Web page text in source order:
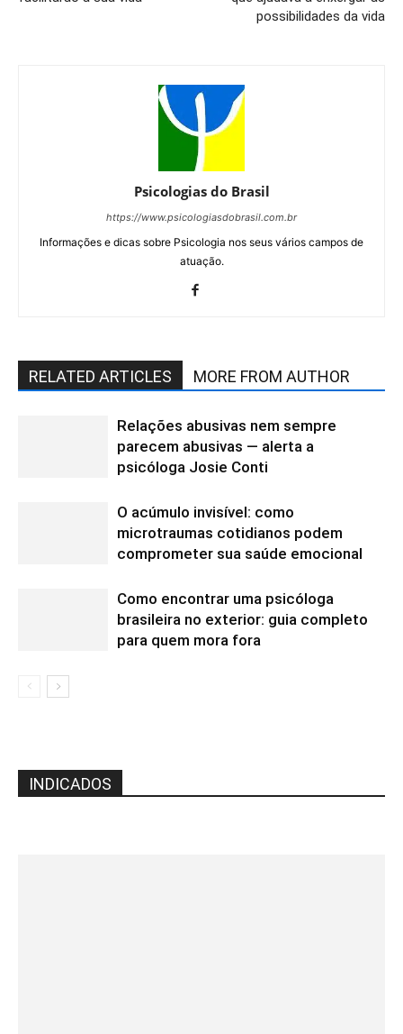
possibilidades da vida
Psicologias do Brasil
https://www.psicologiasdobrasil.com.br
Informações e dicas sobre Psicologia nos seus vários campos de
atuação.
RELATED ARTICLES MORE FROM AUTHOR
Relações abusivas nem sempre
parecem abusivas — alerta a
psicóloga Josie Conti
O acúmulo invisível: como
microtraumas cotidianos podem
comprometer sua saúde emocional
Como encontrar uma psicóloga
brasileira no exterior: guia completo
para quem mora fora
INDICADOS